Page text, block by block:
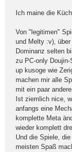
Ich maine die
Von "legitimen"
und Melty :v),
Dominanz selten
zu PC-only
up kusoge wie
machen mir alle
mit ein paar
Ist ziemlich nice,
anfangs eine
komplette Meta
wieder komplett
Und die Spiele,
meisten Spaß